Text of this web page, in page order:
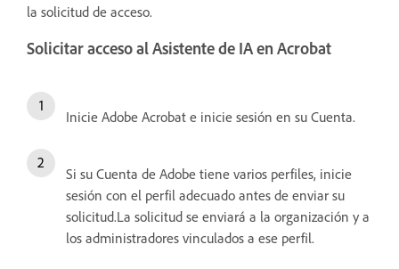
la solicitud de acceso.
Solicitar acceso al Asistente de IA en Acrobat
Inicie Adobe Acrobat e inicie sesión en su Cuenta.
Si su Cuenta de Adobe tiene varios perfiles, inicie
sesión con el perfil adecuado antes de enviar su
solicitud.La solicitud se enviará a la organización y a
los administradores vinculados a ese perfil.